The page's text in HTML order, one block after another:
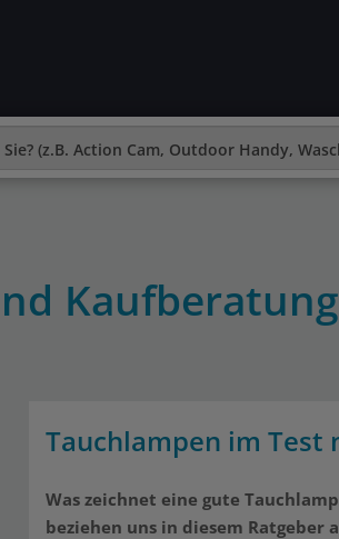
Kaufberatung
Tauchlampen im
Was zeichnet eine gute
beziehen uns in diesem